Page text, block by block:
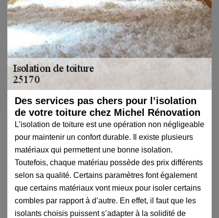
Des services pas chers pour l’isolation
de votre toiture chez Michel Rénovation
L’isolation de toiture est une opération non négligeable
pour maintenir un confort durable. Il existe plusieurs
matériaux qui permettent une bonne isolation.
Toutefois, chaque matériau possède des prix différents
selon sa qualité. Certains paramètres font également
que certains matériaux vont mieux pour isoler certains
combles par rapport à d’autre. En effet, il faut que les
isolants choisis puissent s’adapter à la solidité de